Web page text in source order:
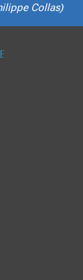
Collas)